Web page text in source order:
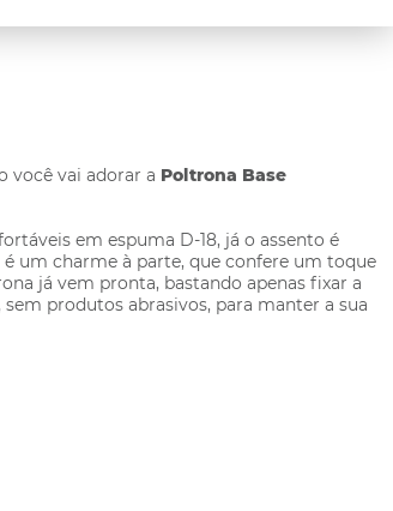
você vai adorar a Poltrona Base
em espuma D-18, já o assento é
um charme à parte, que confere um toque
já vem pronta, bastando apenas fixar a
produtos abrasivos, para manter a sua